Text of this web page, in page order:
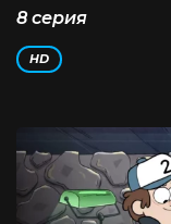
8 серия
HD